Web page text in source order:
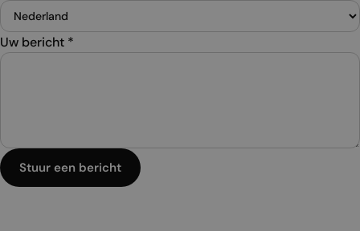
Uw bericht *
Stuur een bericht